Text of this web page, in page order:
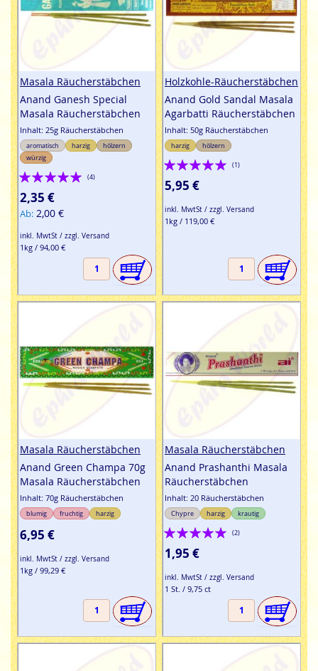
Masala Räucherstäbchen
Anand Ganesh Special
Masala Räucherstäbchen
Inhalt: 25g Räucherstäbchen
aromatisch harzig
hölzern
würzig
Bewertung:
100%
(4)
2,35 €
Ab 2,00 €
inkl. MwtSt / zzgl. Versand
1kg / 94,00 €
Holzkohle-Räucherstäbchen
Anand Gold Sandal Masala
Agarbatti Räucherstäbchen
Inhalt: 50g Räucherstäbchen
harzig hölzern
Bewertung:
100%
(1)
5,95 €
inkl. MwtSt / zzgl. Versand
1kg / 119,00 €
Masala Räucherstäbchen
Anand Green Champa 70g
Masala Räucherstäbchen
Inhalt: 70g Räucherstäbchen
blumig fruchtig harzig
6,95 €
inkl. MwtSt / zzgl. Versand
1kg / 99,29 €
Masala Räucherstäbchen
Anand Prashanthi Masala
Räucherstäbchen
Inhalt: 20 Räucherstäbchen
Chypre harzig krautig
Bewertung:
100%
(2)
1,95 €
inkl. MwtSt / zzgl. Versand
1 St. / 9,75 ct